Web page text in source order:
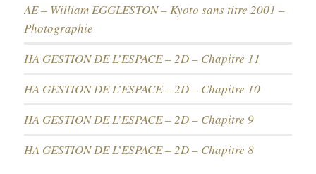
AE – William EGGLESTON – Kyoto sans titre 2001 –
Photographie
HA GESTION DE L’ESPACE – 2D – Chapitre 11
HA GESTION DE L’ESPACE – 2D – Chapitre 10
HA GESTION DE L’ESPACE – 2D – Chapitre 9
HA GESTION DE L’ESPACE – 2D – Chapitre 8